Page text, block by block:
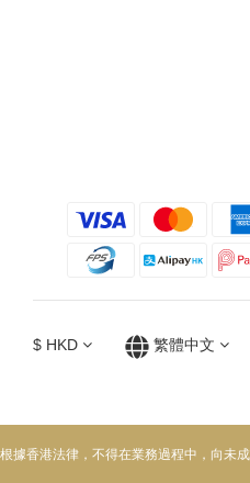
$ HKD 繁體中文
根據香港法律，不得在業務過程中，向未